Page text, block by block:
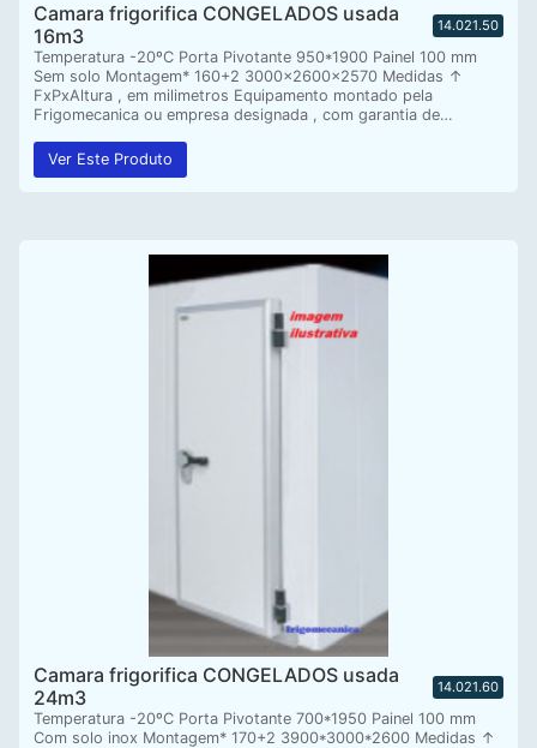
Camara frigorifica CONGELADOS usada
16m3
14.021.50
Temperatura -20ºC Porta Pivotante 950*1900 Painel 100 mm
Sem solo Montagem* 160+2 3000x2600x2570 Medidas ↑
FxPxAltura , em milimetros Equipamento montado pela
Frigomecanica ou empresa designada , com garantia de…
Ver Este Produto
Camara frigorifica CONGELADOS usada
24m3
14.021.60
Temperatura -20ºC Porta Pivotante 700*1950 Painel 100 mm
Com solo inox Montagem* 170+2 3900*3000*2600 Medidas ↑